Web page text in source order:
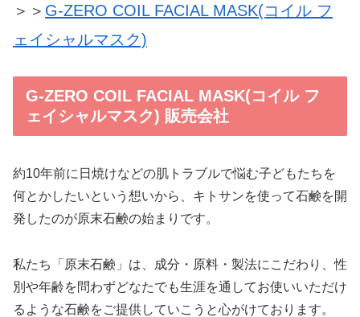
＞＞ G-ZERO COIL FACIAL MASK(コイル フ
ェイシャルマスク)
G-ZERO COIL FACIAL MASK(コイル フ
ェイシャルマスク) 販売会社
約10年前に日焼けなどの肌トラブルで悩む子どもたちを
何とかしたいという想いから、キトサンを使って石鹸を開
発したのが原末石鹸の始まりです。
私たち「原末石鹸」は、成分・原料・製法にこだわり、性
別や年齢を問わずどなたでも生涯を通してお使いいただけ
るような石鹸をご提供していこうと心がけております。